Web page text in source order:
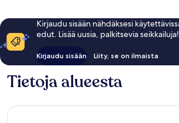
Kirjaudu sisään nähdäksesi
edut. Lisää uusia, palkitsevia seikkailuja!
Kirjaudu sisään Liity, se on ilmaista
Tietoja alueesta